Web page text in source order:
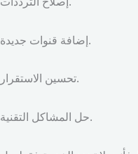
إضافة قنوات جديدة.
تحسين الاستقرار.
حل المشاكل التقنية.